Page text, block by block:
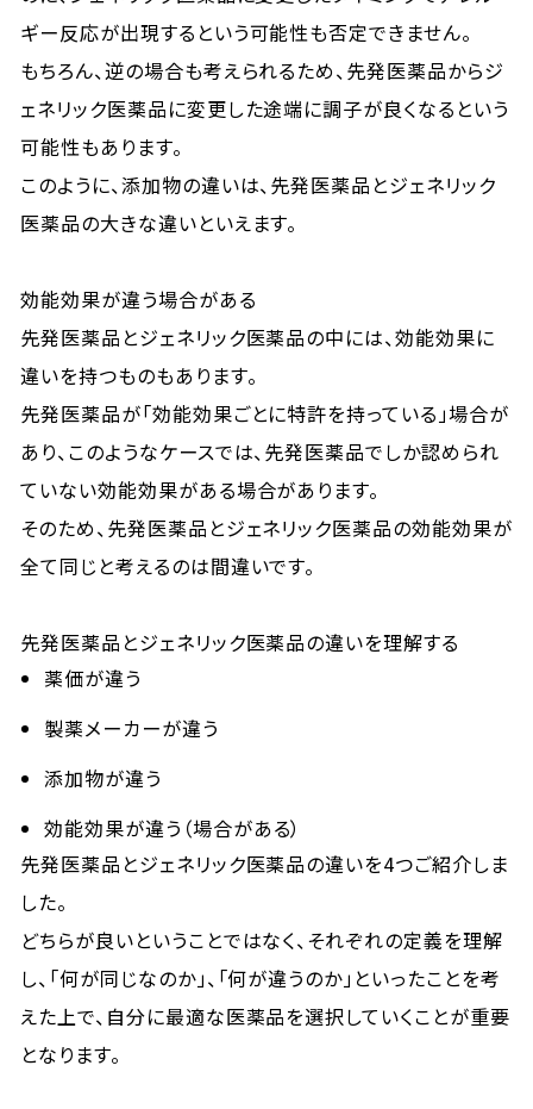
ギー反応が出現するという可能性も否定できません。
もちろん、逆の場合も考えられるため、先発医薬品からジ
ェネリック医薬品に変更した途端に調子が良くなるという
可能性もあります。
このように、添加物の違いは、先発医薬品とジェネリック
医薬品の大きな違いといえます。
効能効果が違う場合がある
先発医薬品とジェネリック医薬品の中には、効能効果に
違いを持つものもあります。
先発医薬品が「効能効果ごとに特許を持っている」場合が
あり、このようなケースでは、先発医薬品でしか認められ
ていない効能効果がある場合があります。
そのため、先発医薬品とジェネリック医薬品の効能効果が
全て同じと考えるのは間違いです。
先発医薬品とジェネリック医薬品の違いを理解する
薬価が違う
製薬メーカーが違う
添加物が違う
効能効果が違う（場合がある）
先発医薬品とジェネリック医薬品の違いを4つご紹介しま
した。
どちらが良いということではなく、それぞれの定義を理解
し、「何が同じなのか」、「何が違うのか」といったことを考
えた上で、自分に最適な医薬品を選択していくことが重要
となります。